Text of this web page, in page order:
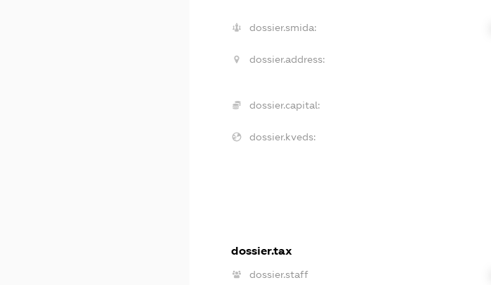
dossier.smida:
dossier.address:
dossier.capital:
dossier.kveds:
dossier.tax
dossier.staff